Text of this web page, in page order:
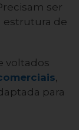
ser
estrutura de
voltados
para